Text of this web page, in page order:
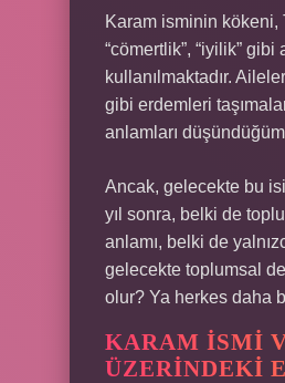
Karam isminin kökeni,
“cömertlik”, “iyilik”
kullanılmaktadır.
gibi erdemleri
anlamları
Ancak, gelecekte bu
yıl sonra, belki de
anlamı, belki de
gelecekte toplumsal
olur? Ya herkes daha
KARAM İSMI
ÜZERINDEKI